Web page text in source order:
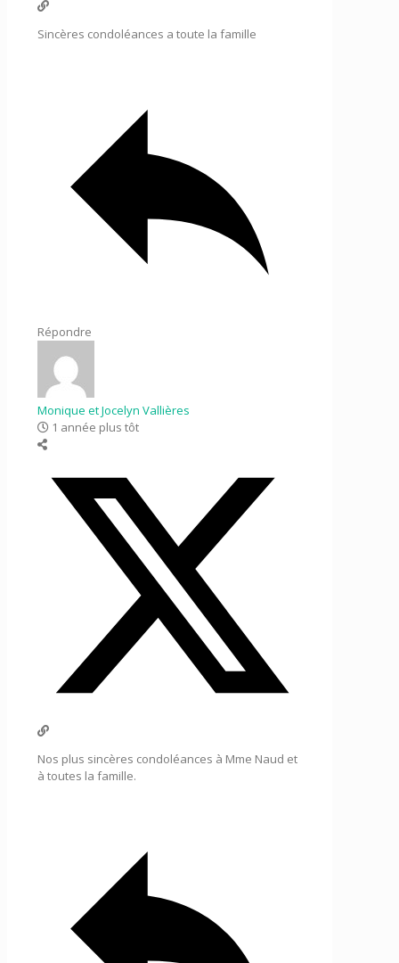
Sincères condoléances a toute la famille
Répondre
Monique et Jocelyn Vallières
1 année plus tôt
Nos plus sincères condoléances à Mme Naud et
à toutes la famille.